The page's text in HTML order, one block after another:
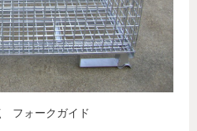
フォークガイド